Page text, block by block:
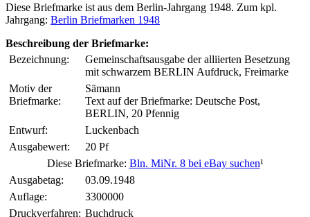
Diese Briefmarke ist aus dem Berlin-Jahrgang 1948. Zum kpl.
Jahrgang: Berlin Briefmarken 1948
Beschreibung der Briefmarke:
Bezeichnung:
Gemeinschaftsausgabe der alliierten Besetzung
mit schwarzem BERLIN Aufdruck, Freimarke
Motiv der
Briefmarke:
Sämann
Text auf der Briefmarke: Deutsche Post,
BERLIN, 20 Pfennig
Entwurf:
Luckenbach
Ausgabewert:
20 Pf
Diese Briefmarke: Bln. MiNr. 8 bei eBay suchen¹
Ausgabetag:
03.09.1948
Auflage:
3300000
Druckverfahren: Buchdruck